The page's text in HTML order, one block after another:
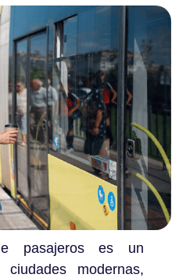
pasajeros es un
modernas,